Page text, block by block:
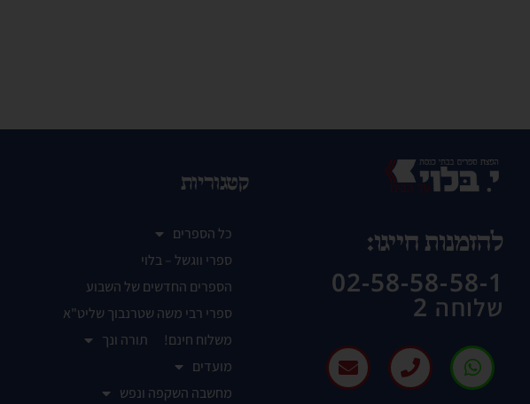
להזמנות חייגו:
02-58-58-58-1
שלוחה 2
קטגוריות
כל הספרים
ספרי ווגשל – בלוי
הספרים החדשים של השבוע
ספרי רבי משה שטרנבוך שליט"א
משלוח חינם!
תורה ונך
מועדים
מחשבה השקפה ונפש